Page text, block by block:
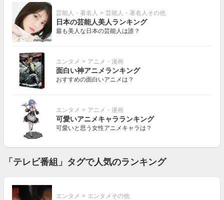
芸能人・著名人 > 芸能人・著名人その他
日本の芸能人美人ランキング
最も美人な日本の芸能人は誰？
エンタメ > アニメ・漫画
面白い神アニメランキング
おすすめの面白いアニメは？
エンタメ > アニメ・漫画
可愛いアニメキャラランキング
可愛いと思う女性アニメキャラは？
「テレビ番組」タグで人気のランキング
エンタメ > エンタメその他